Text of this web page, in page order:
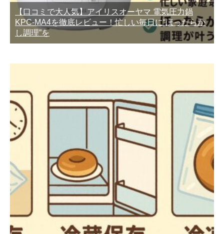
【口コミで大人気】アイリスオーヤマ 電気圧力鍋
KPC-MA4を徹底レビュー！忙しい毎日に“ほったらか
し調理”を